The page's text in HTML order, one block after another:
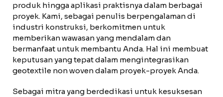
produk hingga aplikasi praktisnya dalam berbagai
proyek. Kami, sebagai penulis berpengalaman di
industri konstruksi, berkomitmen untuk
memberikan wawasan yang mendalam dan
bermanfaat untuk membantu Anda. Hal ini membuat
keputusan yang tepat dalam mengintegrasikan
geotextile non woven dalam proyek-proyek Anda.
Sebagai mitra yang berdedikasi untuk kesuksesan